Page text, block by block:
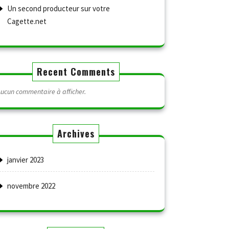
Un second producteur sur votre
Cagette.net
Recent Comments
commentaire à afficher.
Archives
janvier 2023
novembre 2022